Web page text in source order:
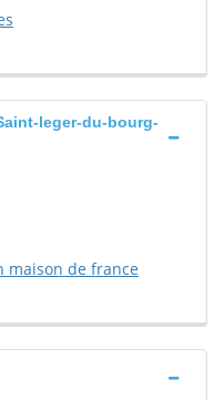
leger-du-bourg-
maison de france